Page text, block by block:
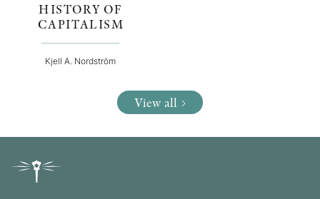
HISTORY OF
CAPITALISM
Kjell A. Nordström
View all